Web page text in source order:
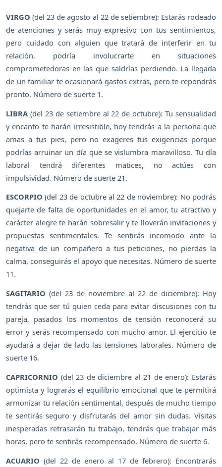
VIRGO (del 23 de agosto al 22 de setiembre): Estarás rodeado
de atenciones y serás muy expresivo con tus sentimientos,
pero cuidado con alguien que tratará de interferir en tu
relación, podría involucrarte en situaciones
comprometedoras en las que saldrías perdiendo. La llegada
de un familiar te ocasionará gastos extras, pero te repondrás
pronto. Número de suerte 1.
LIBRA (del 23 de setiembre al 22 de octubre): Tu sensualidad
y encanto te harán irresistible, hoy tendrás a la persona que
amas a tus pies, pero no exageres tus exigencias porque
podrías arruinar un día que se vislumbra maravilloso. Tu día
laboral tendrá diferentes matices, no actúes con
impulsividad. Número de suerte 21.
ESCORPIO (del 23 de octubre al 22 de noviembre): No podrás
quejarte de falta de oportunidades en el amor, tu atractivo y
carácter alegre te harán sobresalir y te lloverán invitaciones y
propuestas sentimentales. Te sentirás incomodo ante la
negativa de un compañero a tus peticiones, no pierdas la
calma, conseguirás el apoyo que necesitas. Número de suerte
11.
SAGITARIO (del 23 de noviembre al 22 de diciembre): Hoy
tendrás que ser tú quien ceda para evitar discusiones con tu
pareja, pasados los momentos de tensión reconocerá su
error y serás recompensado con mucho amor. El ejercicio te
ayudará a dejar de lado las tensiones laborales. Número de
suerte 16.
CAPRICORNIO (del 23 de diciembre al 21 de enero): Estarás
optimista y lograrás el equilibrio emocional que te permitirá
armonizar tu relación sentimental, después de mucho tiempo
te sentirás seguro y disfrutarás del amor sin dudas. Visitas
inesperadas retrasarán tu trabajo, tendrás que trabajar más
horas, pero te sentirás recompensado. Número de suerte 6.
ACUARIO (del 22 de enero al 17 de febrero): Encontrarás